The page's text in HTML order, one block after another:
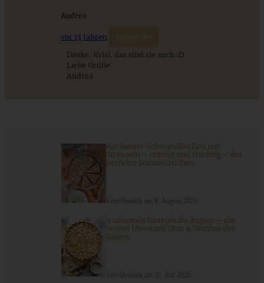
Einfache Sauerteigbrötchen mit Leinsamen - knusprig,
saftig und gelingsicher
Andrea
vor 13 Jahren Antworten
Danke, Krisi, das sind sie auch :D
Liebe Grüße
Andrea
Aprikosen-Schmandkuchen mit
Streuseln – cremig und fruchtig – der
perfekte Sommerkuchen
9 saisonale Rezepte im August – die
besten Ideen mit Obst & Gemüse der
Saison